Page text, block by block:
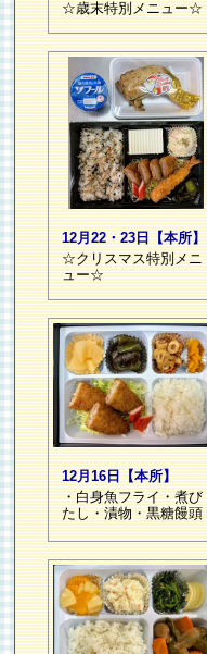
☆歳末特別メニュー☆
12月22・23日【本所】
☆クリスマス特別メニ
ュー☆
12月16日【本所】
・白身魚フライ・煮び
たし・漬物・黒糖饅頭